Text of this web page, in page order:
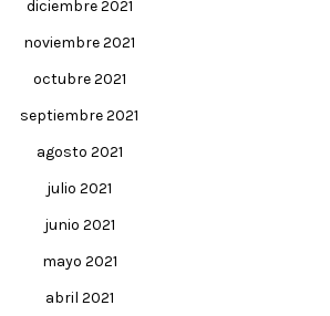
diciembre 2021
noviembre 2021
octubre 2021
septiembre 2021
agosto 2021
julio 2021
junio 2021
mayo 2021
abril 2021